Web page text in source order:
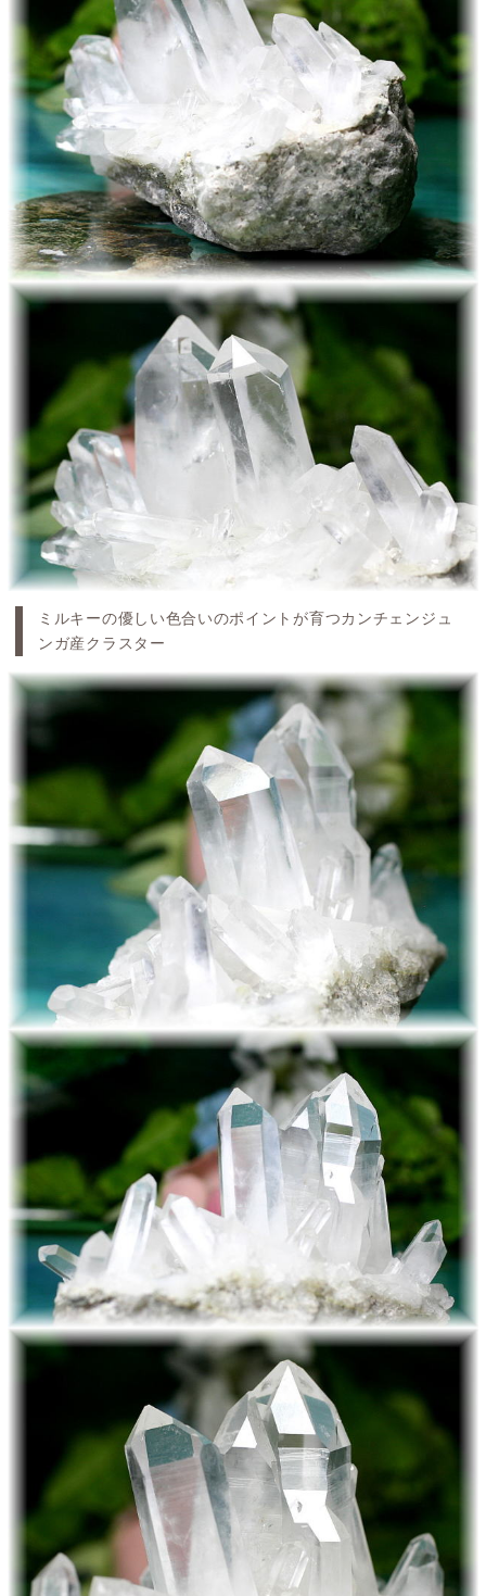
ミルキーの優しい色合いのポイントが育つカンチェンジュ
ンガ産クラスター